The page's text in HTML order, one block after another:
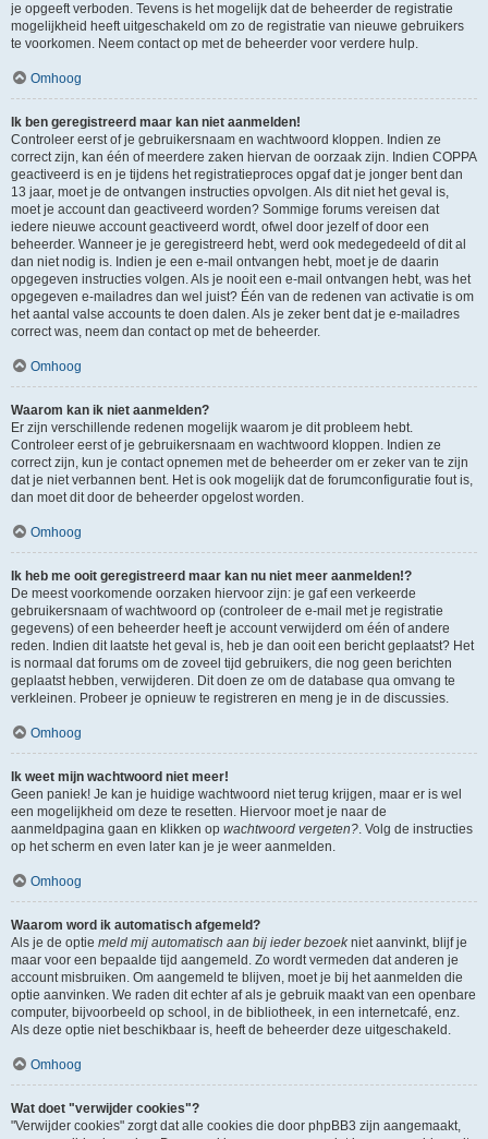
je opgeeft verboden. Tevens is het mogelijk dat de beheerder de registratie
mogelijkheid heeft uitgeschakeld om zo de registratie van nieuwe gebruikers
te voorkomen. Neem contact op met de beheerder voor verdere hulp.
Omhoog
Ik ben geregistreerd maar kan niet aanmelden!
Controleer eerst of je gebruikersnaam en wachtwoord kloppen. Indien ze
correct zijn, kan één of meerdere zaken hiervan de oorzaak zijn. Indien COPPA
geactiveerd is en je tijdens het registratieproces opgaf dat je jonger bent dan
13 jaar, moet je de ontvangen instructies opvolgen. Als dit niet het geval is,
moet je account dan geactiveerd worden? Sommige forums vereisen dat
iedere nieuwe account geactiveerd wordt, ofwel door jezelf of door een
beheerder. Wanneer je je geregistreerd hebt, werd ook medegedeeld of dit al
dan niet nodig is. Indien je een e-mail ontvangen hebt, moet je de daarin
opgegeven instructies volgen. Als je nooit een e-mail ontvangen hebt, was het
opgegeven e-mailadres dan wel juist? Één van de redenen van activatie is om
het aantal valse accounts te doen dalen. Als je zeker bent dat je e-mailadres
correct was, neem dan contact op met de beheerder.
Omhoog
Waarom kan ik niet aanmelden?
Er zijn verschillende redenen mogelijk waarom je dit probleem hebt.
Controleer eerst of je gebruikersnaam en wachtwoord kloppen. Indien ze
correct zijn, kun je contact opnemen met de beheerder om er zeker van te zijn
dat je niet verbannen bent. Het is ook mogelijk dat de forumconfiguratie fout is,
dan moet dit door de beheerder opgelost worden.
Omhoog
Ik heb me ooit geregistreerd maar kan nu niet meer aanmelden!?
De meest voorkomende oorzaken hiervoor zijn: je gaf een verkeerde
gebruikersnaam of wachtwoord op (controleer de e-mail met je registratie
gegevens) of een beheerder heeft je account verwijderd om één of andere
reden. Indien dit laatste het geval is, heb je dan ooit een bericht geplaatst? Het
is normaal dat forums om de zoveel tijd gebruikers, die nog geen berichten
geplaatst hebben, verwijderen. Dit doen ze om de database qua omvang te
verkleinen. Probeer je opnieuw te registreren en meng je in de discussies.
Omhoog
Ik weet mijn wachtwoord niet meer!
Geen paniek! Je kan je huidige wachtwoord niet terug krijgen, maar er is wel
een mogelijkheid om deze te resetten. Hiervoor moet je naar de
aanmeldpagina gaan en klikken op wachtwoord vergeten?. Volg de instructies
op het scherm en even later kan je je weer aanmelden.
Omhoog
Waarom word ik automatisch afgemeld?
Als je de optie meld mij automatisch aan bij ieder bezoekniet aanvinkt, blijf je
maar voor een bepaalde tijd aangemeld. Zo wordt vermeden dat anderen je
account misbruiken. Om aangemeld te blijven, moet je bij het aanmelden die
optie aanvinken. We raden dit echter af als je gebruik maakt van een openbare
computer, bijvoorbeeld op school, in de bibliotheek, in een internetcafé, enz.
Als deze optie niet beschikbaar is, heeft de beheerder deze uitgeschakeld.
Omhoog
Wat doet "verwijder cookies"?
"Verwijder cookies" zorgt dat alle cookies die door phpBB3 zijn aangemaakt,